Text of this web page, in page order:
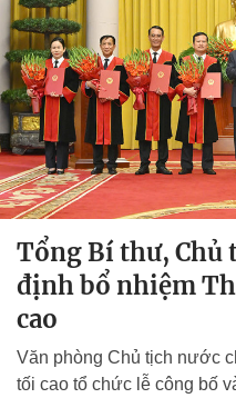
Tổng Bí thư, Chủ
định bổ nhiệm
cao
Văn phòng Chủ tịch nước
tối cao tổ chức lễ công bố